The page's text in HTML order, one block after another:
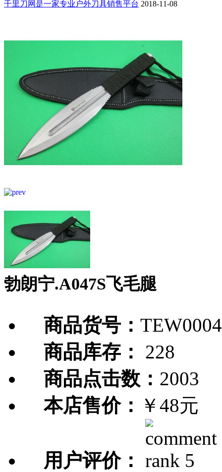
千里刀网是一家专业户外刀具销售平台 2018-11-08
勃朗宁.A047S飞毛腿
商品货号：
商品库存：
228
商品点击数： 2003
本店售价： ￥48元
用户评价：